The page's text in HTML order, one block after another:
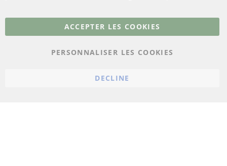
Plus de liens
Conditions générales
ACCEPTER LES COOKIES
PERSONNALISER LES COOKIES
DECLINE